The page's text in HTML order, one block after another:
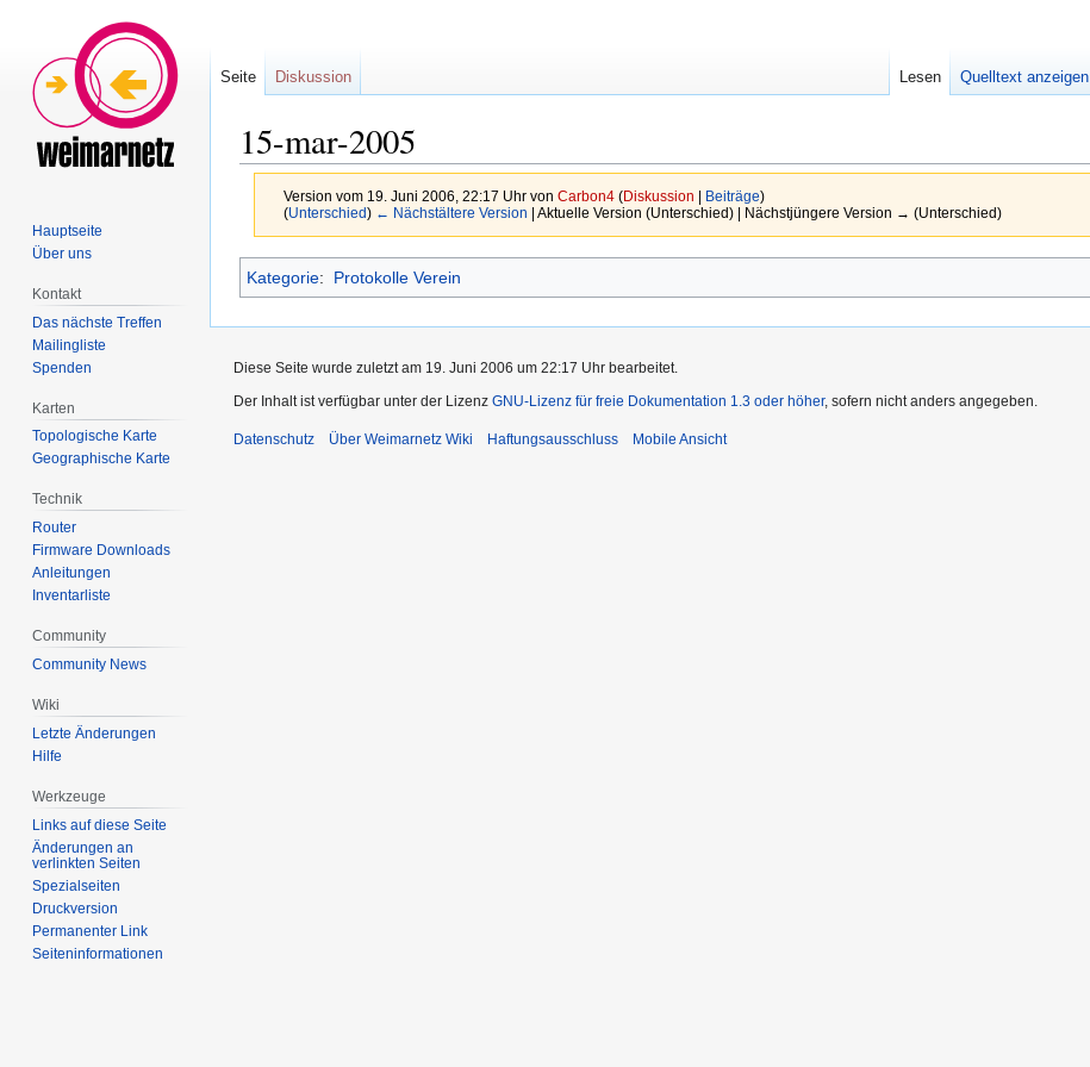
15-mar-2005
Version vom 19. Juni 2006, 22:17 Uhr von Carbon4 (Diskussion Beiträge)
(Unterschied) ← Nächstältere Version | Aktuelle Version (Unterschied) | Nächstjüngere Version → (Unterschied)
Zur
Navigation
Zur
Suche
Kategorie: Protokolle Verein
Seite Diskussion Lesen Quelltext anzeigen
Hauptseite
Über uns
Kontakt
Das nächste Treffen
Mailingliste
Spenden
Karten
Topologische Karte
Geographische Karte
Technik
Router
Firmware Downloads
Anleitungen
Inventarliste
Community
Community News
Wiki
Letzte Änderungen
Hilfe
Werkzeuge
Links auf diese Seite
Änderungen an
verlinkten Seiten
Spezialseiten
Druckversion
Permanenter Link
Seiten­informationen
Diese Seite wurde zuletzt am 19. Juni 2006 um 22:17 Uhr bearbeitet.
Der Inhalt ist verfügbar unter der Lizenz GNU-Lizenz für freie Dokumentation 1.3 oder höher, sofern nicht anders angegeben.
Datenschutz Über Weimarnetz Wiki Haftungsausschluss Mobile Ansicht